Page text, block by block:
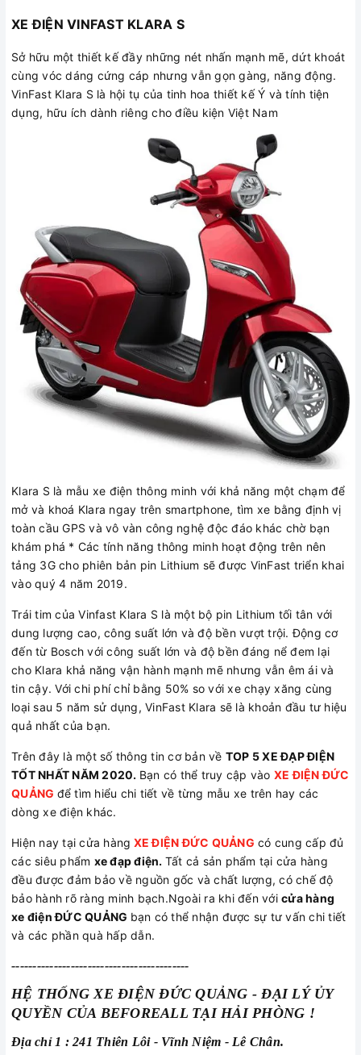
XE ĐIỆN VINFAST KLARA S
Sở hữu một thiết kế đầy những nét nhấn mạnh mẽ, dứt khoát
cùng vóc dáng cứng cáp nhưng vẫn gọn gàng, năng động.
VinFast Klara S là hội tụ của tinh hoa thiết kế Ý và tính tiện
dụng, hữu ích dành riêng cho điều kiện Việt Nam
Klara S là mẫu xe điện thông minh với khả năng một chạm để
mở và khoá Klara ngay trên smartphone, tìm xe bằng định vị
toàn cầu GPS và vô vàn công nghệ độc đáo khác chờ bạn
khám phá * Các tính năng thông minh hoạt động trên nên
tảng 3G cho phiên bản pin Lithium sẽ được VinFast triển khai
vào quý 4 năm 2019.
Trái tim của Vinfast Klara S là một bộ pin Lithium tối tân với
dung lượng cao, công suất lớn và độ bền vượt trội. Động cơ
đến từ Bosch với công suất lớn và độ bền đáng nể đem lại
cho Klara khả năng vận hành mạnh mẽ nhưng vẫn êm ái và
tin cậy. Với chi phí chỉ bằng 50% so với xe chạy xăng cùng
loại sau 5 năm sử dụng, VinFast Klara sẽ là khoản đầu tư hiệu
quả nhất của bạn.
Trên đây là một số thông tin cơ bản về TOP 5 XE ĐẠP ĐIỆN
TỐT NHẤT NĂM 2020. Bạn có thể truy cập vào XE ĐIỆN ĐỨC
QUẢNG để tìm hiểu chi tiết về từng mẫu xe trên hay các
dòng xe điện khác.
Hiện nay tại cửa hàng XE ĐIỆN ĐỨC QUẢNG có cung cấp đủ
các siêu phẩm xe đạp điện. Tất cả sản phẩm tại cửa hàng
đều được đảm bảo về nguồn gốc và chất lượng, có chế độ
bảo hành rõ ràng minh bạch.Ngoài ra khi đến với cửa hàng
xe điện ĐỨC QUẢNG bạn có thể nhận được sự tư vấn chi tiết
và các phần quà hấp dẫn.
------------------------------------------
HỆ THỐNG XE ĐIỆN ĐỨC QUẢNG - ĐẠI LÝ ỦY
QUYỀN CỦA BEFOREALL TẠI HẢI PHÒNG !
Địa chỉ 1 : 241 Thiên Lôi - Vĩnh Niệm - Lê Chân.